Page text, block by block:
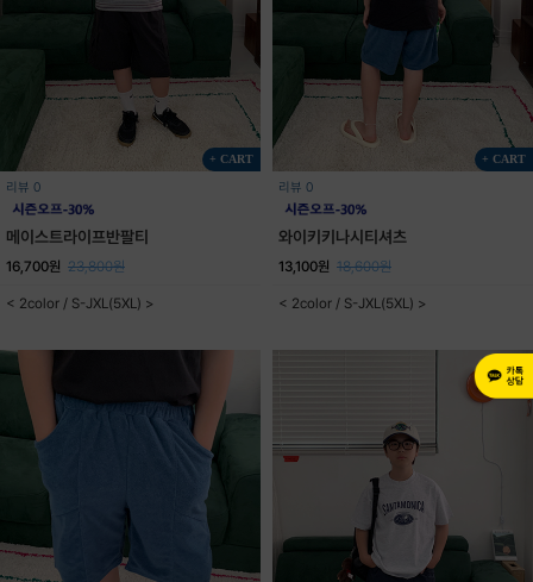
+ CART
리뷰 0
메이스트라이프반팔티
16,700원 23,800원
< 2color / S-JXL(5XL) >
+ CART
리뷰 0
와이키키나시티셔츠
13,100원 18,600원
< 2color / S-JXL(5XL) >